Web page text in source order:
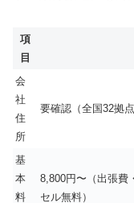
項
目
会
社
住
所
要確認（全国32拠点
基
本
料
8,800円〜（出張費
セル無料）